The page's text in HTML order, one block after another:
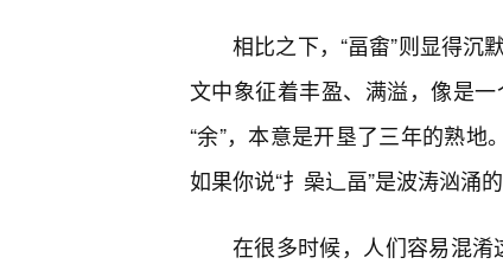
相比之下，“畐畬”则显得沉
文中象征着丰盈、满溢，像是一
“余”，本意是开垦了三年的熟地
如果你说“扌喿辶畐”是波涛汹涌
在很多时候，人们容易混淆